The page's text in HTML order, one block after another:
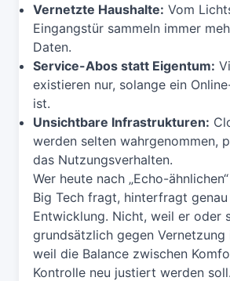
Vernetzte Haushalte: Vom
Eingangstür sammeln immer
Daten.
Service-Abos statt Eigentum:
existieren nur, solange ein
ist.
Unsichtbare Infrastrukturen:
werden selten wahrgenommen,
das Nutzungsverhalten.
Wer heute nach „Echo-
Big Tech fragt, hinterfragt
Entwicklung. Nicht, weil er oder
grundsätzlich gegen Vernetzung
weil die Balance zwischen
Kontrolle neu justiert werden soll.